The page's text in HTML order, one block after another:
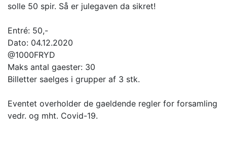
solle 50 spir. Så er julegaven da sikret!
Entré: 50,-
Dato: 04.12.2020
@1000FRYD
Maks antal gaester: 30
Billetter saelges i grupper af 3 stk.
Eventet overholder de gaeldende regler for forsamling
vedr. og mht. Covid-19.